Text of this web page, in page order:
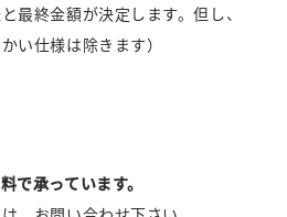
最終金額が決定します。但し、
い仕様は除きます）
で承っています。